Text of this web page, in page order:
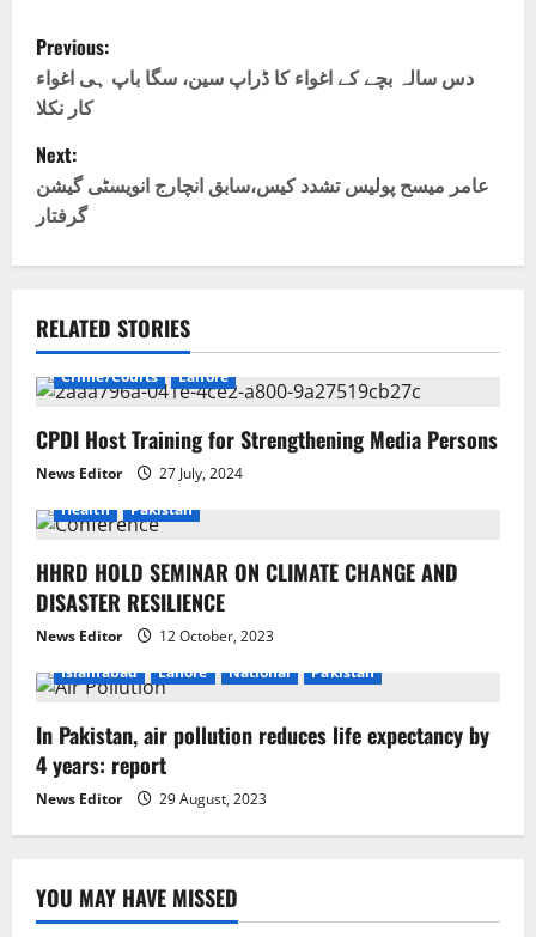
P
o
s
t
n
v
i
g
a
t
i
o
n
Previous:
دس سالہ بچے کے اغواء کا ڈراپ سین، سگا باپ ہی اغواء
کار نکلا
Next:
عامر میسح پولیس تشدد کیس،سابق انچارج انویسٹی گیشن
گرفتار
RELATED STORIES
Crime/Courts Lahore
CPDI Host Training for Strengthening Media Persons
News Editor
27 July, 2024
Health
Pakistan
HHRD HOLD SEMINAR ON CLIMATE CHANGE AND
DISASTER RESILIENCE
News Editor
12 October, 2023
Islamabad
Lahore National Pakistan
In Pakistan, air pollution reduces life expectancy by
4 years: report
News Editor 29 August, 2023
YOU MAY HAVE MISSED